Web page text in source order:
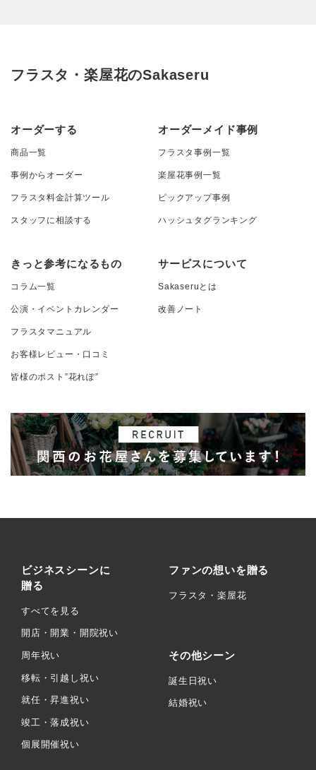
フラスタ・楽屋花のSakaseru
オーダーする
商品一覧
事例からオーダー
フラスタ料金計算ツール
スタッフに相談する
オーダーメイド事例
フラスタ事例一覧
楽屋花事例一覧
ピックアップ事例
ハッシュタグランキング
きっと参考になるもの
コラム一覧
公演・イベントカレンダー
フラスタマニュアル
お客様レビュー・口コミ
皆様のポスト”花れぽ”
サービスについて
Sakaseruとは
改善ノート
ビジネスシーンに
贈る
すべてを見る
開店・開業・開院祝い
周年祝い
移転・引越し祝い
就任・昇進祝い
竣工・落成祝い
個展開催祝い
ファンの想いを贈る
フラスタ・楽屋花
その他シーン
誕生日祝い
結婚祝い